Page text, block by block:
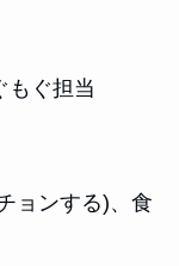
もぐ担当
ョンする)、食